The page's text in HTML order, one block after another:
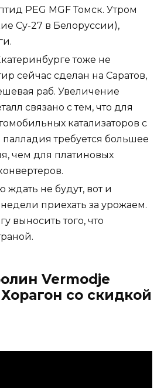
PEG MGF Томск. Утром
Су-27 в Белоруссии),
тоже не
сейчас сделан на Саратов,
раб. Увеличение
связано с тем, что для
катализаторов с
требуется большее
чем для платиновых
не будут, вот и
приехать за урожаем.
выносить того, что
Vermodje
со скидкой